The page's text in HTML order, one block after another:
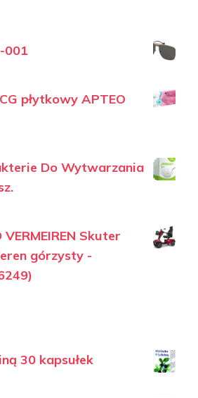
001
płytkowy APTEO
Do Wytwarzania
VERMEIREN Skuter
górzysty -
30 kapsułek